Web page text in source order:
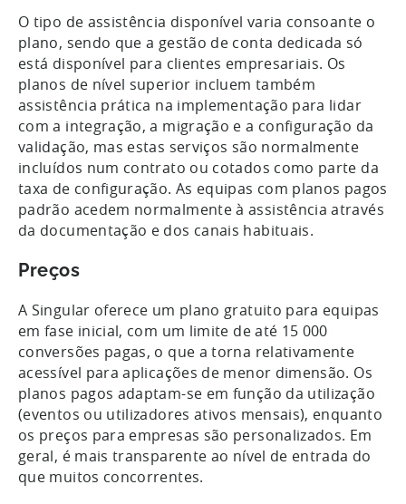
O tipo de assistência disponível varia consoante o
plano, sendo que a gestão de conta dedicada só
está disponível para clientes empresariais. Os
planos de nível superior incluem também
assistência prática na implementação para lidar
com a integração, a migração e a configuração da
validação, mas estas serviços são normalmente
incluídos num contrato ou cotados como parte da
taxa de configuração. As equipas com planos pagos
padrão acedem normalmente à assistência através
da documentação e dos canais habituais.
Preços
A Singular oferece um plano gratuito para equipas
em fase inicial, com um limite de até 15 000
conversões pagas, o que a torna relativamente
acessível para aplicações de menor dimensão. Os
planos pagos adaptam-se em função da utilização
(eventos ou utilizadores ativos mensais), enquanto
os preços para empresas são personalizados. Em
geral, é mais transparente ao nível de entrada do
que muitos concorrentes.